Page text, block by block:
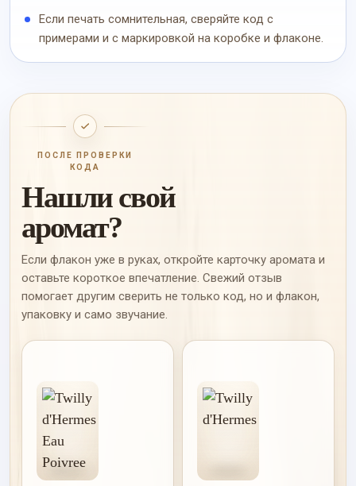
Если печать сомнительная, сверяйте код с
примерами и с маркировкой на коробке и флаконе.
ПОСЛЕ ПРОВЕРКИ
КОДА
Нашли свой
аромат?
Если флакон уже в руках, откройте карточку аромата и
оставьте короткое впечатление. Свежий отзыв
помогает другим сверить не только код, но и флакон,
упаковку и само звучание.